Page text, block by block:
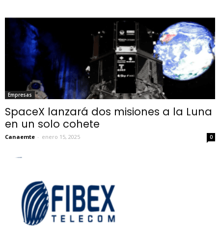
Empresas
SpaceX lanzará dos misiones a la Luna
en un solo cohete
Canaemte - enero 15, 2025 0